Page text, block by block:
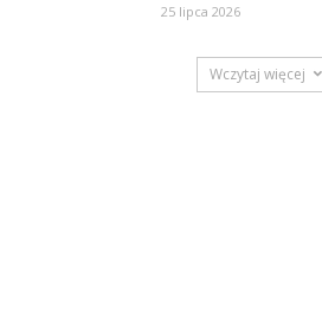
25 lipca 2026
Wczytaj więcej